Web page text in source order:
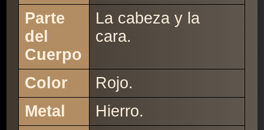
Parte
del
Cuerpo
La cabeza y la
cara.
Color
Rojo.
Metal
Hierro.